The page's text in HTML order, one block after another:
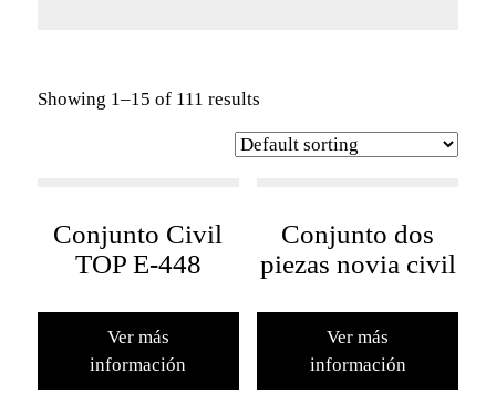
Showing 1–15 of 111 results
Conjunto Civil
TOP E-448
Ver más
información
Conjunto dos
piezas novia civil
Ver más
información